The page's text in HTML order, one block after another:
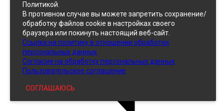
Кожзам
Политикой.
В противном случае вы можете запретить сохранение/
обработку файлов cookie в настройках своего
браузера или покинуть настоящий веб-сайт.
Ссылка на политику в отношении обработки
персональных данных
Согласие на обработку персональных данных
Пользовательское соглашение
СОГЛАШАЮСЬ